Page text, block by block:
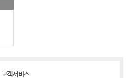
고객서비스